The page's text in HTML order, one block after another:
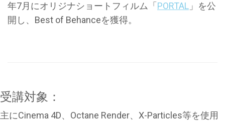
年7月にオリジナショートフィルム「 PORTAL 」を公
開し、Best of Behanceを獲得。
受講対象：
主にCinema 4D、Octane Render、X-Particles等を使用